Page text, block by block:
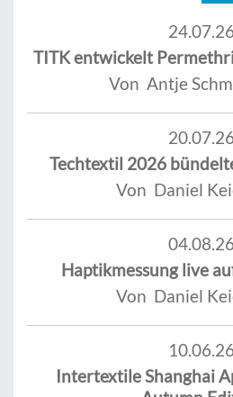
TITK entwickelt
Von Antje
Techtextil 2026
Von Daniel
Haptikmessung live
Von Daniel
Intertextile Shanghai